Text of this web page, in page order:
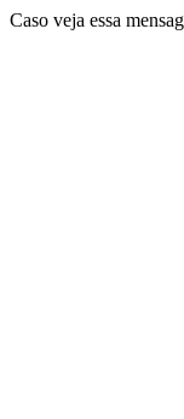
Caso veja essa